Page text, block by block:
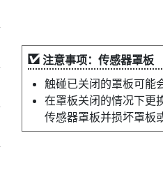
注意事项：传感器罩板
触碰已关闭的罩板可能
在罩板关闭的情况下更
传感器罩板并损坏罩板